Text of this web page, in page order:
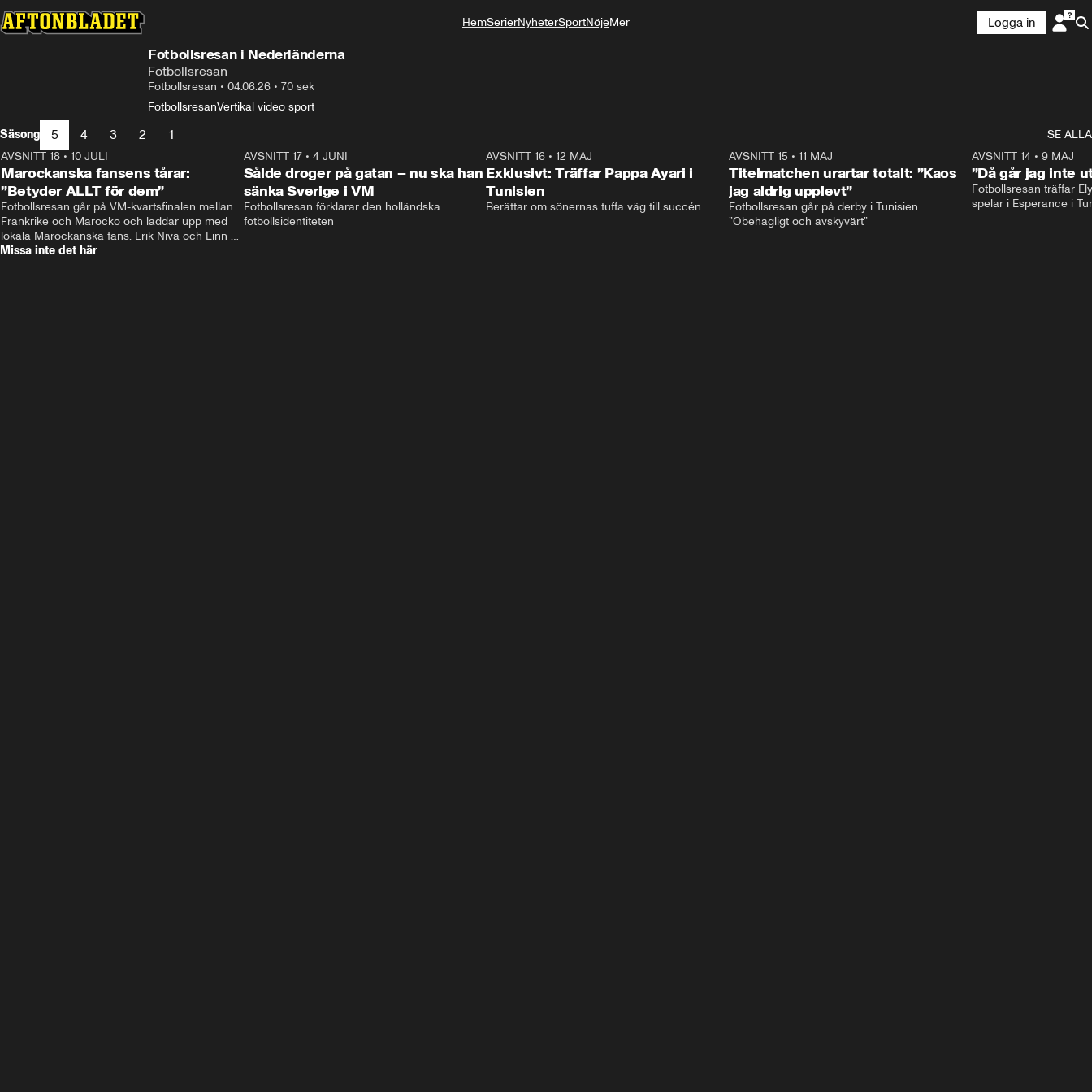
HemSerierNyheterSportNöjeMer
Logga in
Fotbollsresan i Nederländerna
Fotbollsresan
Fotbollsresan • 04.06.26 • 70 sek
FotbollsresanVertikal video sport
Säsong
5 4 3 2 1
SE ALLA
AVSNITT 18 • 10 JULI
Marockanska fansens tårar:
”Betyder ALLT för dem”
Fotbollsresan går på VM-kvartsfinalen mellan
Frankrike och Marocko och laddar upp med
lokala Marockanska fans. Erik Niva och Linn
Nordström möts av stimmig frukost, tutande
1:01:08
AVSNITT 17• 4 JUNI
Sålde droger på gatan – nu ska han
sänka Sverige i VM
Fotbollsresan förklarar den holländska
fotbollsidentiteten
AVSNITT 16 •12 MAJ
Exklusivt: Träffar Pappa Ayari i
Tunisien
Berättar om sönernas tuffa väg till succén
AVSNITT 15 • 11 MAJ
Titelmatchen urartar totalt: ”Kaos
jag aldrig upplevt”
Fotbollsresan går på derby i Tunisien:
”Obehagligt och avskyvärt”
AVSNITT 14• 9 MAJ
”Då går jag inte
Fotbollsresan träffar
Missa inte det här